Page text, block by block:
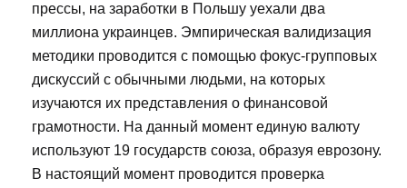
прессы, на заработки в Польшу уехали два
миллиона украинцев. Эмпирическая валидизация
методики проводится с помощью фокус-групповых
дискуссий с обычными людьми, на которых
изучаются их представления о финансовой
грамотности. На данный момент единую валюту
используют 19 государств союза, образуя еврозону.
В настоящий момент проводится проверка